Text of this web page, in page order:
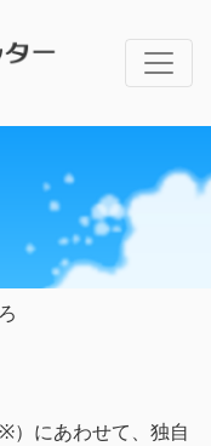
）にあわせて、独自